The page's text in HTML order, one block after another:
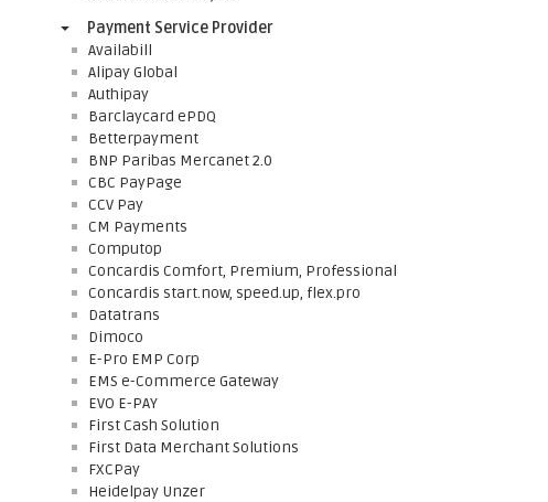
Payment Service Provider
Availabill
Alipay Global
Authipay
Barclaycard ePDQ
Betterpayment
BNP Paribas Mercanet 2.0
CBC PayPage
CCV Pay
CM Payments
Computop
Concardis Comfort, Premium, Professional
Concardis start.now, speed.up, flex.pro
Datatrans
Dimoco
E-Pro EMP Corp
EMS e-Commerce Gateway
EVO E-PAY
First Cash Solution
First Data Merchant Solutions
FXCPay
Heidelpay Unzer